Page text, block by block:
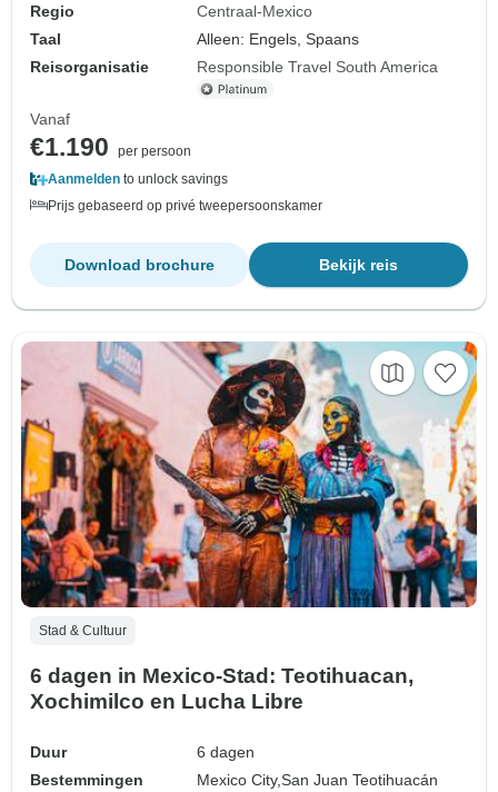
Regio
Centraal-Mexico
Taal
Alleen: Engels, Spaans
Reisorganisatie
Responsible Travel South America
Vanaf
€1.190
per persoon
Aanmelden to unlock savings
Prijs gebaseerd op privé tweepersoonskamer
Bekijk reis
Download brochure
Stad & Cultuur
6 dagen in Mexico-Stad: Teotihuacan,
Xochimilco en Lucha Libre
Duur
6 dagen
Bestemmingen
Mexico City,San Juan Teotihuacán